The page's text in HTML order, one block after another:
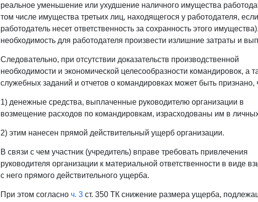
реальное уменьшение или ухудшение наличного имущества
том числе имущества третьих лиц, находящегося у работодателя, если
работодатель несет ответственность за сохранность этого
необходимость для работодателя произвести излишние затраты и
Следовательно, при отсутствии доказательств производственной
необходимости и экономической целесообразности командировок, а
служебных заданий и отчетов о командировках может быть признано,
1) денежные средства, выплаченные руководителю организации в
возмещение расходов по командировкам, израсходованы им в
2) этим нанесен прямой действительный ущерб организации.
В связи с чем участник (учредитель) вправе требовать привлечения
руководителя организации к материальной ответственности в виде
с него прямого действительного ущерба.
При этом согласно ч. 3ст. 350 ТК снижение размера ущерба,